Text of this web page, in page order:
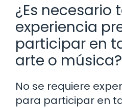
¿Es necesario
experiencia
participar en
arte o música?
No se requiere
para participar en